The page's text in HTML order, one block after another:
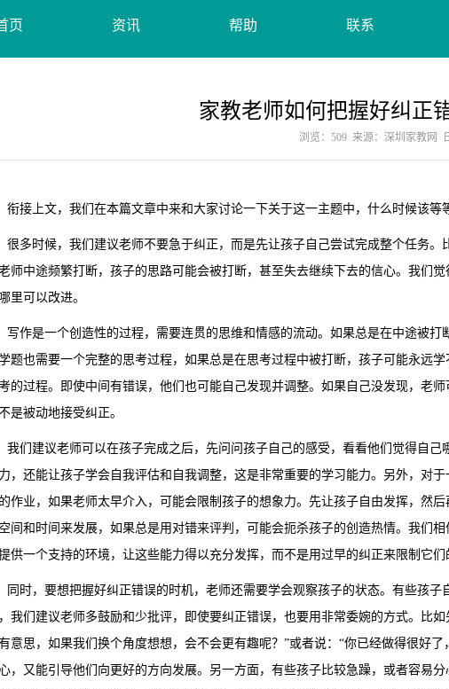
页 资讯 帮助 联系
家教老师如何把握好纠正
浏览：509 来源：深圳家教网
接上文，我们在本篇文章中来和大家讨论一下关于这一主题中，什么时候该等
多时候，我们建议老师不要急于纠正，而是先让孩子自己尝试完成整个任务。
师中途频繁打断，孩子的思路可能会被打断，甚至失去继续下去的信心。我们
里可以改进。
作是一个创造性的过程，需要连贯的思维和情感的流动。如果总是在中途被打
题也需要一个完整的思考过程，如果总是在思考过程中被打断，孩子可能永远
的过程。即使中间有错误，他们也可能自己发现并调整。如果自己没发现，老
是被动地接受纠正。
们建议老师可以在孩子完成之后，先问问孩子自己的感受，看看他们觉得自己
，还能让孩子学会自我评估和自我调整，这是非常重要的学习能力。另外，对
作业，如果老师太早介入，可能会限制孩子的想象力。先让孩子自由发挥，然
间和时间来发展，如果总是用对错来评判，可能会扼杀孩子的创造热情。我们
供一个支持的环境，让这些能力得以充分发挥，而不是用过早的纠正来限制它们
时，要想把握好纠正错误的时机，老师还需要学会观察孩子的状态。有些孩子
我们建议老师多鼓励和少批评，即使要纠正错误，也要用非常委婉的方式。比
意思，如果我们换个角度想想，会不会更有趣呢？”或者说：“你已经做得很好
，又能引导他们向更好的方向发展。另一方面，有些孩子比较急躁，或者容易